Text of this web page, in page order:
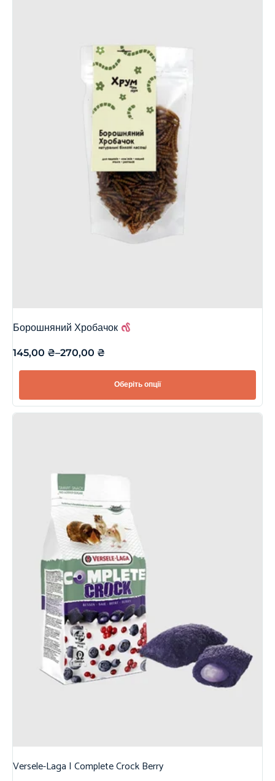
Борошняний Хробачок
145,00 ₴–270,00 ₴
Оберіть опції
Versele-Laga | Complete Crock Berry